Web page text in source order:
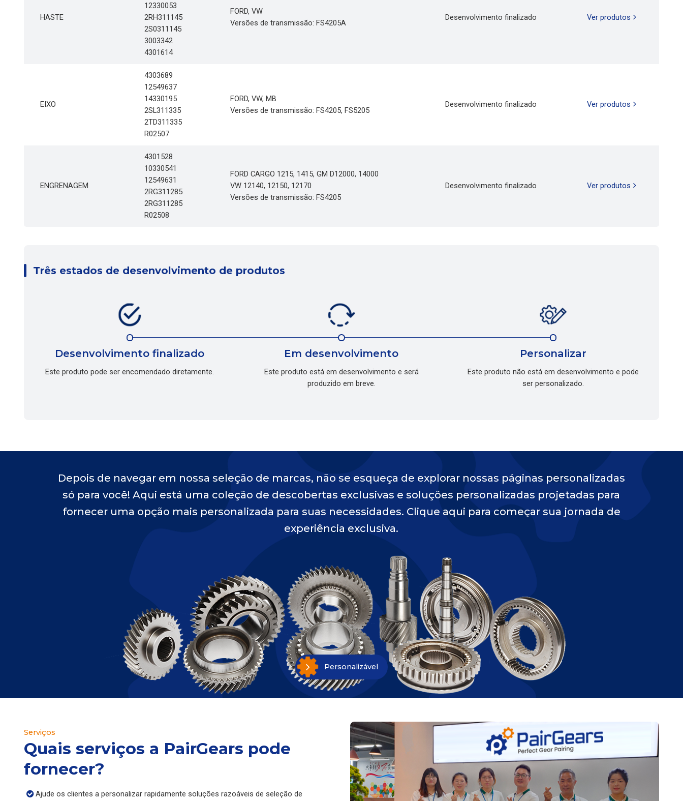
HASTE
12330053
2RH311145
2S0311145
3003342
4301614
FORD, VW
Versões de transmissão: FS4205A
Desenvolvimento finalizado Ver produtos
EIXO
4303689
12549637
14330195
2SL311335
2TD311335
R02507
FORD, VW, MB
Versões de transmissão: FS4205, FS5205
Desenvolvimento finalizado Ver produtos
ENGRENAGEM
4301528
10330541
12549631
2RG311285
2RG311285
R02508
FORD CARGO 1215, 1415, GM D12000, 14000
VW 12140, 12150, 12170
Versões de transmissão: FS4205
Desenvolvimento finalizado Ver produtos
Três estados de desenvolvimento de produtos
Desenvolvimento finalizado
Este produto pode ser encomendado diretamente.
Em desenvolvimento
Este produto está em desenvolvimento e será
produzido em breve.
Personalizar
Este produto não está em desenvolvimento e pode
ser personalizado.
Depois de navegar em nossa seleção de marcas, não se esqueça de explorar nossas páginas personalizadas
só para você! Aqui está uma coleção de descobertas exclusivas e soluções personalizadas projetadas para
fornecer uma opção mais personalizada para suas necessidades. Clique aqui para começar sua jornada de
experiência exclusiva.
Personalizável
Serviços
Quais serviços a PairGears pode
fornecer?
Ajude os clientes a personalizar rapidamente soluções razoáveis de seleção de